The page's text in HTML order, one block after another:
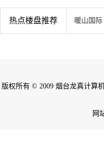
热点楼盘推荐 暖山国际
版权所有 © 2009 烟台龙真计算
网